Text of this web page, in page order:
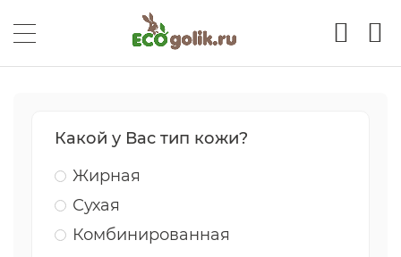
Какой у Вас тип кожи?
Жирная
Сухая
Комбинированная